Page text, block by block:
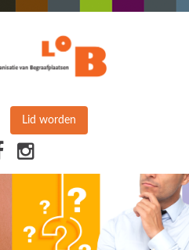
Lid worden